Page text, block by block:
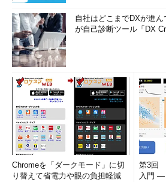
画面2ユーザー「study」を「sudoers
グループのパスワードを設定する／
オプションなしで「gpasswd グルー
は、「グループのパスワードを設定す
自社はどこまでDXが進
が自己診断ツール「DX
Chromeを「ダークモード」に切
り替えて省電力や眼の負担軽減
第3回
入門 ―